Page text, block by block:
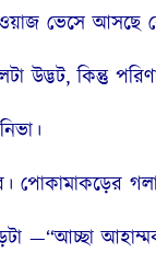
ভেসে আসছে
উদ্ভট, কিন্তু
পোকামাকড়ের
—“আচ্ছা